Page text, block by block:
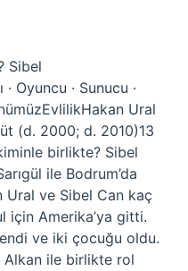
Sibel
Oyuncu · Sunucu ·
Ural
(d. 2000; d. 2010)13
birlikte? Sibel
ile Bodrum’da
Ural ve Sibel Can kaç
için Amerika’ya gitti.
ve iki çocuğu oldu.
Alkan ile birlikte rol